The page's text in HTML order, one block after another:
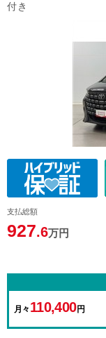
付き
支払総額
927.6万円
月々 110,400円